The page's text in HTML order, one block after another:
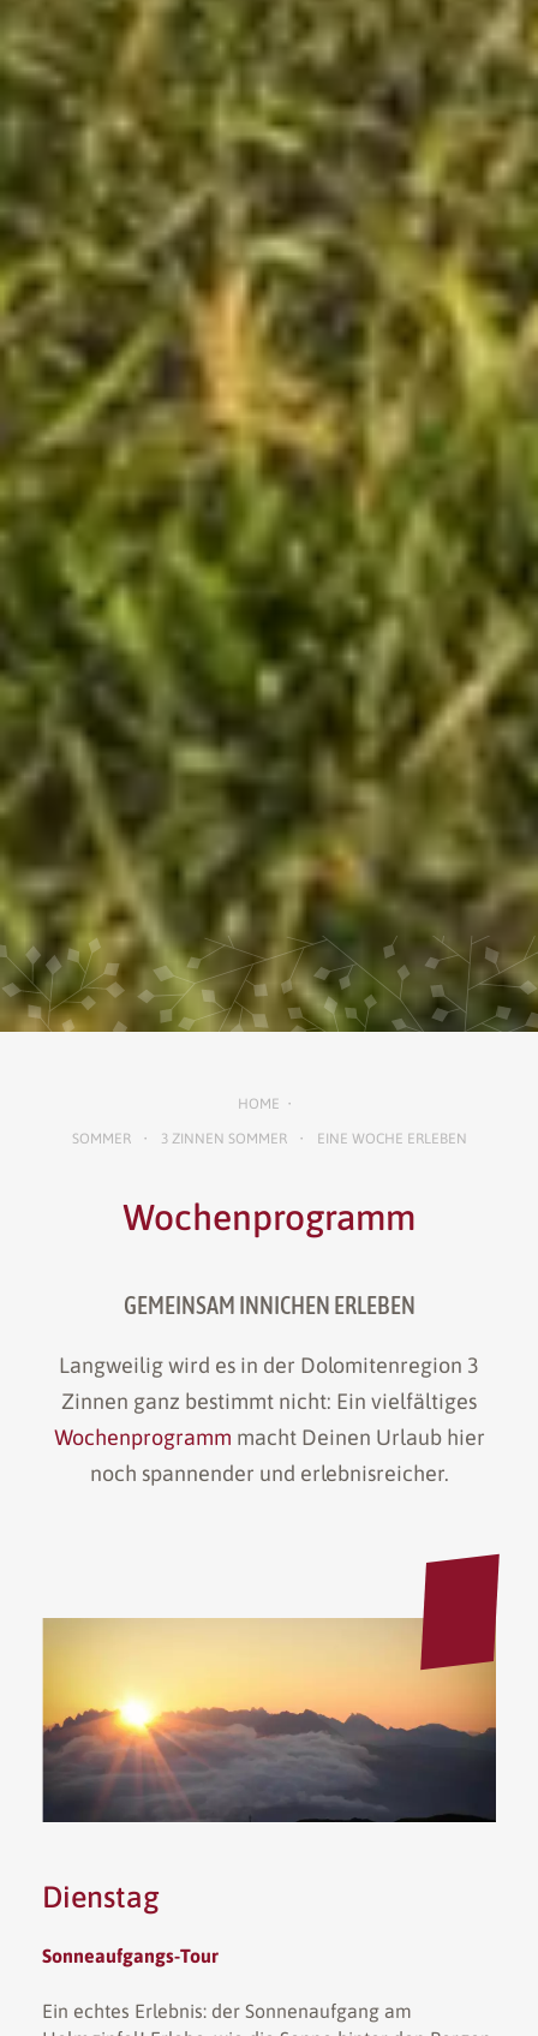
HOME •
SOMMER • 3 ZINNEN SOMMER • EINE WOCHE ERLEBEN
Wochenprogramm
GEMEINSAM INNICHEN ERLEBEN
Langweilig wird es in der Dolomitenregion 3
Zinnen ganz bestimmt nicht: Ein vielfältiges
Wochenprogramm macht Deinen Urlaub hier
noch spannender und erlebnisreicher.
Dienstag
Sonneaufgangs-Tour
Ein echtes Erlebnis: der Sonnenaufgang am